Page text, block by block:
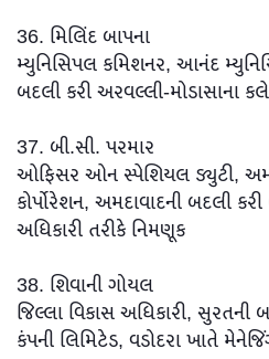
36. મિલિંદ બાપના
મ્યુનિસિપલ કમિશનર, આનંદ
બદલી કરી અરવલ્લી-મોડાસાના
37. બી.સી. પરમાર
ઓફિસર ઓન સ્પેશિયલ ડ્યુટી,
કોર્પોરેશન, અમદાવાદની બદલી
અધિકારી તરીકે નિમણૂક
38. શિવાની ગોયલ
જિલ્લા વિકાસ અધિકારી, સુરતની
કંપની લિમિટેડ, વડોદરા ખાતે